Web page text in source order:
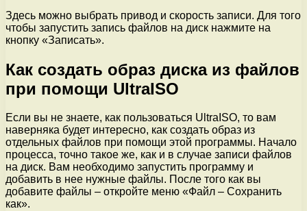
Здесь можно выбрать привод и скорость записи. Для того
чтобы запустить запись файлов на диск нажмите на
кнопку «Записать».
Как создать образ диска из файлов
при помощи UltraISO
Если вы не знаете, как пользоваться UltraISO, то вам
наверняка будет интересно, как создать образ из
отдельных файлов при помощи этой программы. Начало
процесса, точно такое же, как и в случае записи файлов
на диск. Вам необходимо запустить программу и
добавить в нее нужные файлы. После того как вы
добавите файлы – откройте меню «Файл – Сохранить
как».